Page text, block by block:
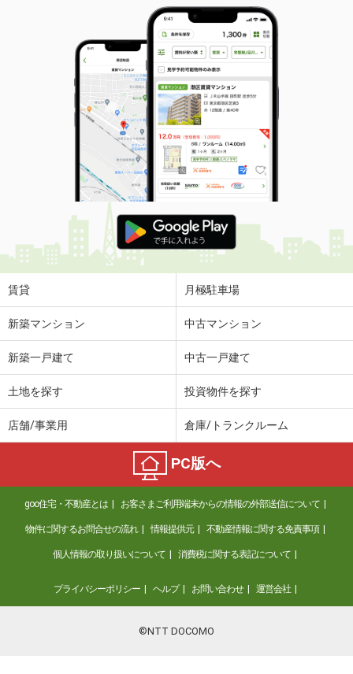
賃貸 月極駐車場
新築マンション 中古マンション
新築一戸建て 中古一戸建て
土地を探す 投資物件を探す
店舗/事業用 倉庫/トランクルーム
PC版へ
goo住宅・不動産とは お客さまご利用端末からの情報の外部送信について
物件に関するお問合せの流れ 情報提供元 不動産情報に関する免責事項
個人情報の取り扱いについて 消費税に関する表記について
プライバシーポリシー ヘルプ お問い合わせ 運営会社
©NTT DOCOMO